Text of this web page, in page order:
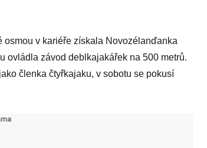
v kariéře získala Novozélanďanka
ovládla závod deblkajakářek na 500 metrů.
členka čtyřkajaku, v sobotu se pokusí